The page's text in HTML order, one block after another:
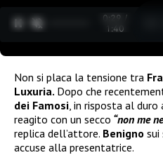
0:30 /
1:40
Non si placa la tensione tra
Luxuria. Dopo che
dei Famosi , in risposta al
reagito con un secco “non me
replica dell’attore. Benigno
accuse alla presentatrice.